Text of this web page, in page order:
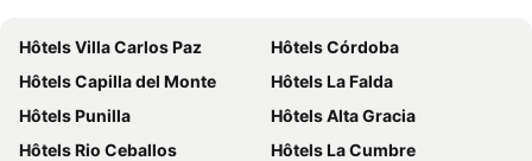
Hôtels Villa Carlos Paz
Hôtels Córdoba
Hôtels Capilla del Monte
Hôtels La Falda
Hôtels Punilla
Hôtels Alta Gracia
Hôtels Rio Ceballos
Hôtels La Cumbre